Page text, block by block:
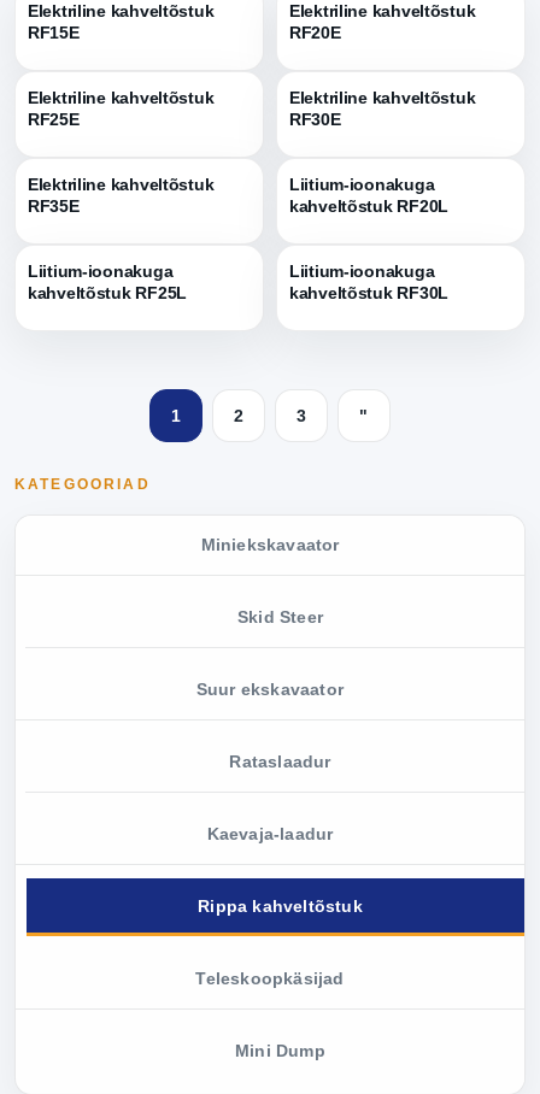
KATEGOORIAD
Miniekskavaator
Skid Steer
Suur ekskavaator
Rataslaadur
Kaevaja-laadur
Rippa kahveltõstuk
Teleskoopkäsijad
Mini Dump
Elektriline kahveltõstuk
RF15E
Elektriline kahveltõstuk
RF20E
Elektriline kahveltõstuk
RF25E
Elektriline kahveltõstuk
RF30E
Elektriline kahveltõstuk
RF35E
Liitium-ioonakuga
kahveltõstuk RF20L
Liitium-ioonakuga
kahveltõstuk RF25L
Liitium-ioonakuga
kahveltõstuk RF30L
1 2 3 "